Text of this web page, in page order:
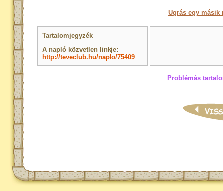
Ugrás egy másik
Tartalomjegyzék
A napló közvetlen linkje:
http://teveclub.hu/naplo/75409
Problémás